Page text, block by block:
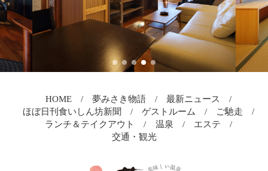
HOME 夢みさき物語
最新ニュース
ほぼ日刊食いしん坊新聞
ゲストルーム
ご馳走
ランチ＆テイクアウト
温泉
エステ
交通・観光